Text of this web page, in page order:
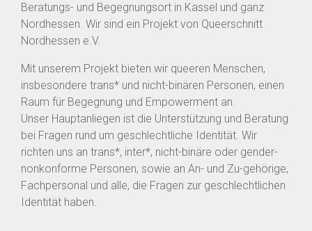
Beratungs- und Begegnungsort in Kassel und ganz
Nordhessen. Wir sind ein Projekt von Queerschnitt
Nordhessen e.V.
Mit unserem Projekt bieten wir queeren Menschen,
insbesondere trans* und nicht-binären Personen, einen
Raum für Begegnung und Empowerment an.
Unser Hauptanliegen ist die Unterstützung und Beratung
bei Fragen rund um geschlechtliche Identität. Wir
richten uns an trans*, inter*, nicht-binäre oder gender-
nonkonforme Personen, sowie an An- und Zu-gehörige,
Fachpersonal und alle, die Fragen zur geschlechtlichen
Identität haben.